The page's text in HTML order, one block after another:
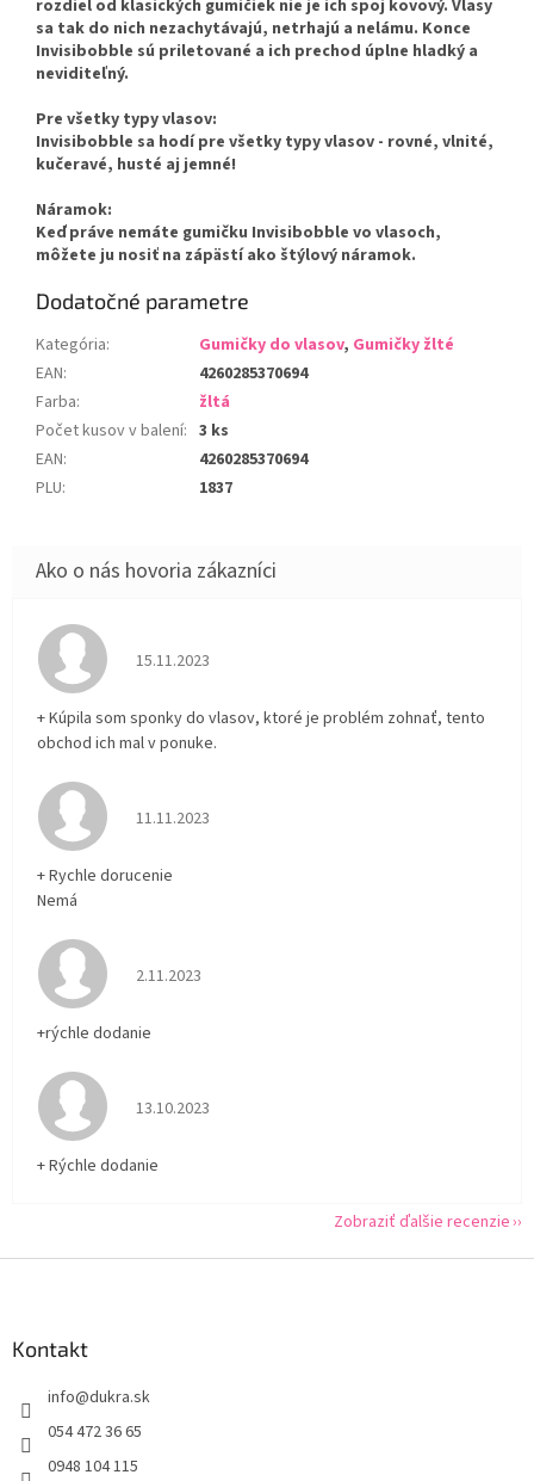
rozdiel od klasických gumičiek nie je ich spoj kovový. Vlasy
sa tak do nich nezachytávajú, netrhajú a nelámu. Konce
Invisibobble sú priletované a ich prechod úplne hladký a
neviditeľný.
Pre všetky typy vlasov:
Invisibobble sa hodí pre všetky typy vlasov - rovné, vlnité,
kučeravé, husté aj jemné!
Náramok:
Keď práve nemáte gumičku Invisibobble vo vlasoch,
môžete ju nosiť na zápästí ako štýlový náramok.
Dodatočné parametre
Kategória: Gumičky do vlasov, Gumičky žlté
EAN:
4260285370694
Farba:
žltá
Počet kusov v balení: 3 ks
EAN:
4260285370694
PLU: 1837
Hodnotenie obchodu je 5 z 5 hviezdičiek.
15.11.2023
+ Kúpila som sponky do vlasov, ktoré je problém zohnať, tento
obchod ich mal v ponuke.
Hodnotenie obchodu je 5 z 5 hviezdičiek.
11.11.2023
+ Rychle dorucenie
Nemá
Hodnotenie obchodu je 5 z 5 hviezdičiek.
2.11.2023
+rýchle dodanie
Hodnotenie obchodu je 5 z 5 hviezdičiek.
13.10.2023
+ Rýchle dodanie
Zobraziť ďalšie recenzie
Kontakt
info@dukra.sk
054 472 36 65
0948 104 115